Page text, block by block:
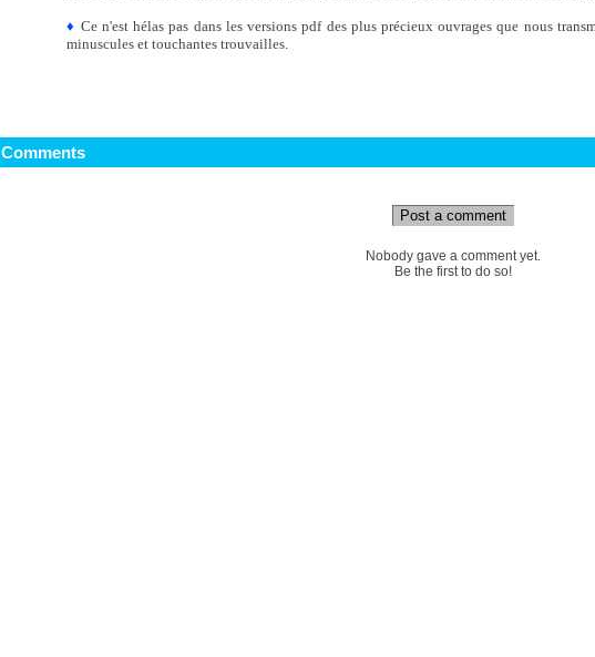
♦ Ce n'est hélas pas dans les versions pdf des plus précieux ouvrages que nous
minuscules et touchantes trouvailles.
Comments
Post a comment
Nobody gave a comment yet.
Be the first to do so!